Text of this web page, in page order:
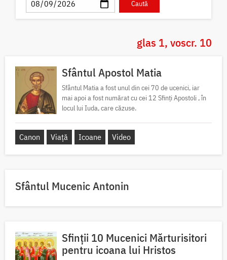
glas 1, voscr. 10
Sfântul Apostol Matia
Sfântul Matia a fost unul din cei 70 de ucenici, iar
mai apoi a fost numărat cu cei 12 Sfinți Apostoli , în
locul lui Iuda, care căzuse.
Canon Viață Icoane Video
Sfântul Mucenic Antonin
Sfinții 10 Mucenici Mărturisitori
pentru icoana lui Hristos